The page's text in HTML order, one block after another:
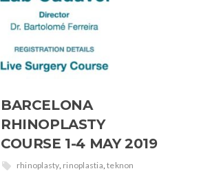
BARCELONA
RHINOPLASTY
COURSE 1-4 MAY 2019
rhinoplasty, rinoplastia ,teknon